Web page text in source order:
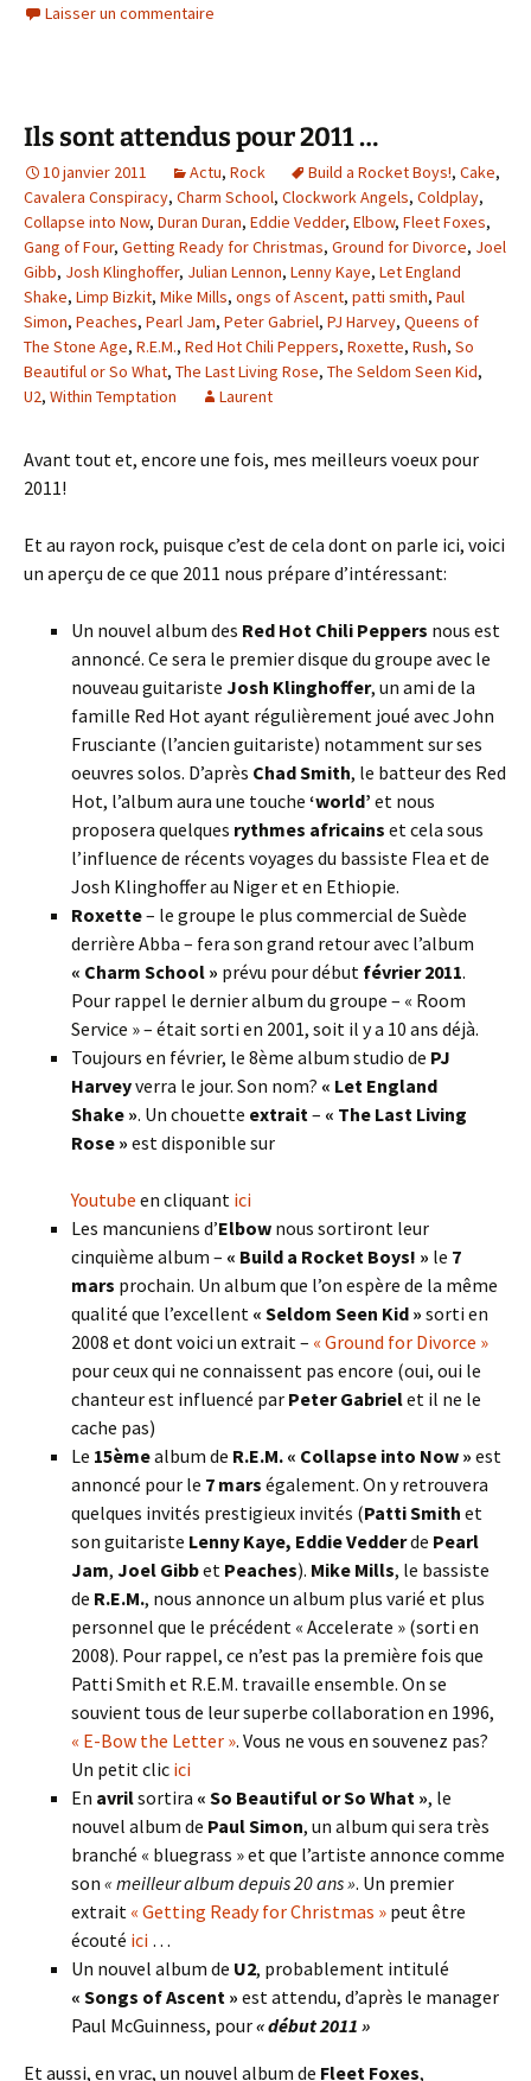
Laisser un commentaire
Ils sont attendus pour 2011 …
10 janvier 2011 Actu, Rock Build a Rocket Boys!, Cake,
Cavalera Conspiracy, Charm School, Clockwork Angels, Coldplay,
Collapse into Now, Duran Duran, Eddie Vedder, Elbow, Fleet Foxes,
Gang of Four, Getting Ready for Christmas, Ground for Divorce, Joel
Gibb, Josh Klinghoffer, Julian Lennon, Lenny Kaye, Let England
Shake, Limp Bizkit, Mike Mills, ongs of Ascent, patti smith, Paul
Simon, Peaches, Pearl Jam, Peter Gabriel, PJ Harvey, Queens of
The Stone Age, R.E.M., Red Hot Chili Peppers, Roxette, Rush, So
Beautiful or So What, The Last Living Rose, The Seldom Seen Kid,
U2, Within Temptation Laurent
Avant tout et, encore une fois, mes meilleurs voeux pour
2011!
Et au rayon rock, puisque c’est de cela dont on parle ici, voici
un aperçu de ce que 2011 nous prépare d’intéressant:
Un nouvel album des Red Hot Chili Peppers nous est
annoncé. Ce sera le premier disque du groupe avec le
nouveau guitariste Josh Klinghoffer, un ami de la
famille Red Hot ayant régulièrement joué avec John
Frusciante (l’ancien guitariste) notamment sur ses
oeuvres solos. D’après Chad Smith, le batteur des Red
Hot, l’album aura une touche ‘world’ et nous
proposera quelques rythmes africains et cela sous
l’influence de récents voyages du bassiste Flea et de
Josh Klinghoffer au Niger et en Ethiopie.
Roxette– le groupe le plus commercial de Suède
derrière Abba – fera son grand retour avec l’album
« Charm School » prévu pour début février 2011.
Pour rappel le dernier album du groupe – « Room
Service » – était sorti en 2001, soit il y a 10 ans déjà.
Toujours en février, le 8ème album studio de PJ
Harveyverra le jour. Son nom? « Let England
Shake ». Un chouette extrait – « The Last Living
Rose » est disponible sur
Youtube en cliquant ici
Les mancuniens d’Elbow nous sortiront leur
cinquième album – « Build a Rocket Boys! » le 7
mars prochain. Un album que l’on espère de la même
qualité que l’excellent « Seldom Seen Kid » sorti en
2008 et dont voici un extrait – « Ground for Divorce »
pour ceux qui ne connaissent pas encore (oui, oui le
chanteur est influencé par Peter Gabrielet il ne le
cache pas)
Le 15èmealbum de R.E.M. « Collapse into Now » est
annoncé pour le 7 mars également. On y retrouvera
quelques invités prestigieux invités (Patti Smith et
son guitariste Lenny Kaye, Eddie Vedderde Pearl
Jam, Joel Gibbet Peaches). Mike Mills, le bassiste
de R.E.M., nous annonce un album plus varié et plus
personnel que le précédent « Accelerate » (sorti en
2008). Pour rappel, ce n’est pas la première fois que
Patti Smith et R.E.M. travaille ensemble. On se
souvient tous de leur superbe collaboration en 1996,
« E-Bow the Letter ». Vous ne vous en souvenez pas?
Un petit clic ici
En avrilsortira « So Beautiful or So What », le
nouvel album de Paul Simon, un album qui sera très
branché « bluegrass » et que l’artiste annonce comme
son « meilleur album depuis 20 ans ». Un premier
extrait « Getting Ready for Christmas » peut être
écouté ici …
Un nouvel album de U2, probablement intitulé
« Songs of Ascent » est attendu, d’après le manager
Paul McGuinness, pour« début 2011 »
Et aussi, en vrac, un nouvel album de Fleet Foxes,